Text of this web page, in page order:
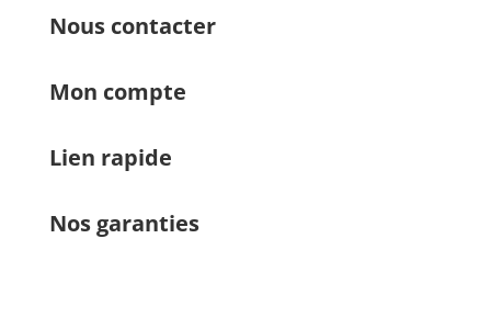
Nous contacter
Mon compte
Lien rapide
Nos garanties